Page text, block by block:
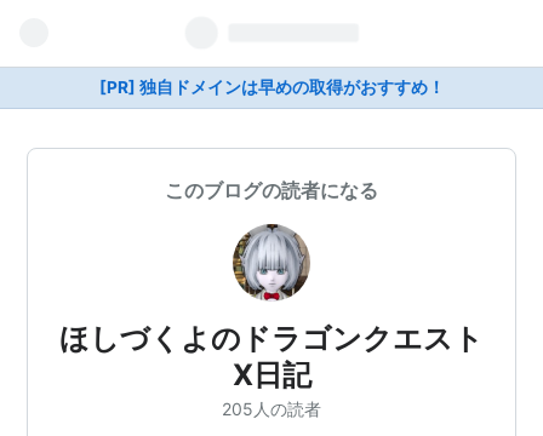
[PR] 独自ドメインは早めの取得がおすすめ！
このブログの読者になる
ほしづくよのドラゴンクエスト
X日記
205人の読者